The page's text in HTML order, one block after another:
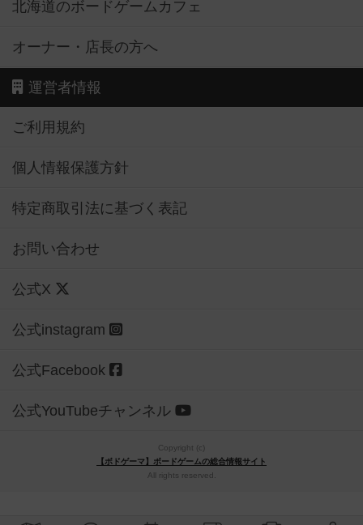
北海道のボードゲームカフェ
オーナー・店長の方へ
運営者情報
ご利用規約
個人情報保護方針
特定商取引法に基づく表記
お問い合わせ
公式X
公式instagram
公式Facebook
公式YouTubeチャンネル
Copyright (c)
【ボドゲーマ】ボードゲームの総合情報サイト
All rights reserved.